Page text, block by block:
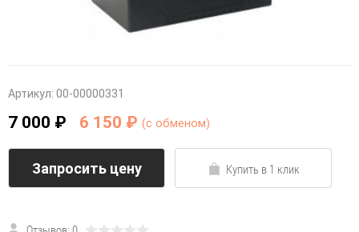
Артикул: 00-00000331
7 000 ₽ 6 150 ₽ (c обменом)
Запросить цену Купить в 1 клик